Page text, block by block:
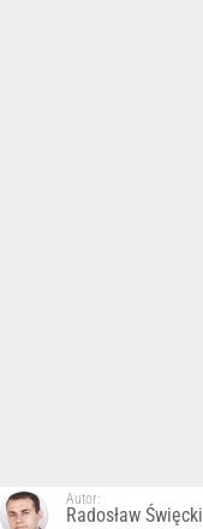
Autor:
Radosław Święcki